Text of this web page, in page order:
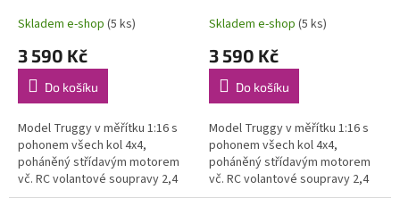
Skladem e-shop (5 ks)
3 590 Kč
Do košíku
Model Truggy v měřítku 1:16 s
pohonem všech kol 4x4,
poháněný střídavým motorem
vč. RC volantové soupravy 2,4
GHz a pohonného akumulátoru.
Skladem e-shop (5 ks)
3 590 Kč
Do košíku
Model Truggy v měřítku 1:16 s
pohonem všech kol 4x4,
poháněný střídavým motorem
vč. RC volantové soupravy 2,4
GHz a pohonného akumulátoru.